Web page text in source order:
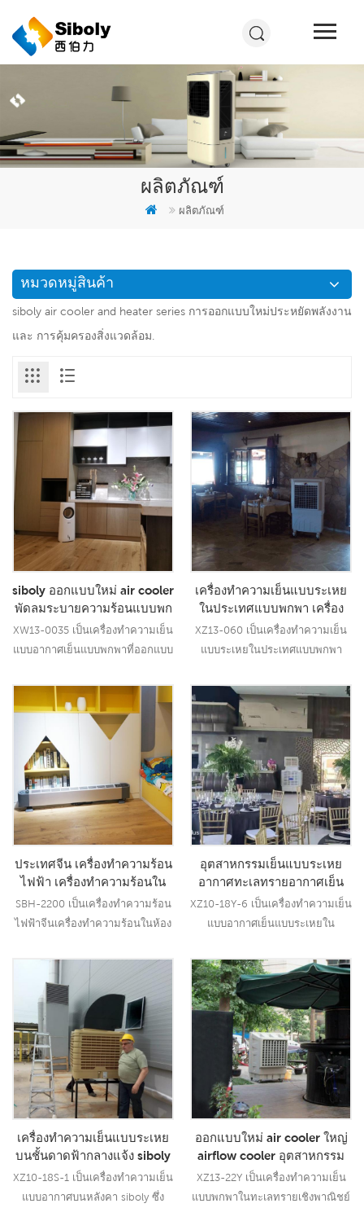
ผลิตภัณฑ์
ผลิตภัณฑ์
หมวดหมู่สินค้า
siboly air cooler and heater series การออกแบบใหม่ประหยัดพลังงาน
และ การคุ้มครองสิ่งแวดล้อม.
siboly ออกแบบใหม่ air cooler
พัดลมระบายความร้อนแบบพก
พา พัดลมระบายอากาศในครัว
เรือน
XW13-0035 เป็นเครื่องทำความเย็น
แบบอากาศเย็นแบบพกพาที่ออกแบบ
ร้อนในครัวเรือนและใช้เทคโนโลยี
การทำความเย็นแบบระเหยเพื่อ
ทำให้อากาศร้อนเย็นลงและเป่าลม
เย็นและชื้นสำหรับผู้ใช้ , เป็นการ
คิดค้นการใช้ช่องระบายอากาศแบบ
คู่ ลมแรงขึ้นปกคลุมพื้นที่ 15-20
ตร.ม.. รุ่นนี้เหมาะสำหรับการใช้งาน
ในร่มทุกประเภท, เช่น ห้องนั่งเล่น,
ห้องนอน, สำนั21
อ่านเพิ่มเติม
เครื่องทำความเย็นแบบระเหย
ในประเทศแบบพกพา เครื่อง
ทำความเย็นอุตสาหกรรมราคา
ถูก เครื่องทำน้ำเย็นเชิงพาณิชย์
XZ13-060 เป็นเครื่องทำความเย็น
แบบระเหยในประเทศแบบพกพา
ถูกเชิงพาณิชย์ด้วยกระแสลม
6000CMH, 3 ความเร็วพร้อม
รีโมทคอนโทรล. ตู้ PP, แผ่น
ทำความเย็นขนาดใหญ่.21
อ่านเพิ่มเติม
ประเทศจีน เครื่องทำความร้อน
ไฟฟ้า เครื่องทำความร้อนใน
ห้องนอนในร่ม เครื่องทำความ
ร้อนในห้องไฟฟ้า โรงงาน
SBH-2200 เป็นเครื่องทำความร้อน
ไฟฟ้าจีนเครื่องทำความร้อนในห้อง
การป้องกันความปลอดภัยหลายจุด.
อ่านเพิ่มเติม
อุตสาหกรรมเย็นแบบระเหย
อากาศทะเลทรายอากาศเย็น
ใหม่อุตสาหกรรมอากาศเย็น
พัดลมราคาบึงพัดลมระบาย
XZ10-18Y-6 เป็นเครื่องทำความเย็น
แบบอากาศเย็นแบบระเหยใน
ทำความเย็นแบบระเหยชั้นนำใน
อุตสาหกรรมเพื่อทำให้อากาศร้อน
เย็นลงและเป่าลมเย็นและชื้นสำหรับ
ผู้ใช้ , ได้คิดค้นการใช้การออกแบบ
ช่องลมคู่เพื่อให้ลมแรงขึ้น ให้
ครอบคลุมพื้นที่ 80-120sq.m.21
อ่านเพิ่มเติม
เครื่องทำความเย็นแบบระเหย
บนชั้นดาดฟ้ากลางแจ้ง siboly
เครื่องทำความเย็นแบบระเหย
บนชั้นดาดฟ้าอุตสาหกรรมผู้
XZ10-18S-1 เป็นเครื่องทำความเย็น
แบบอากาศบนหลังคา siboly ซึ่ง
ออกแบบใหม่ air cooler ใหญ่
airflow cooler อุตสาหกรรม
air cooler ผู้ผลิต
XZ13-22Y เป็นเครื่องทำความเย็น
แบบพกพาในทะเลทรายเชิงพาณิชย์